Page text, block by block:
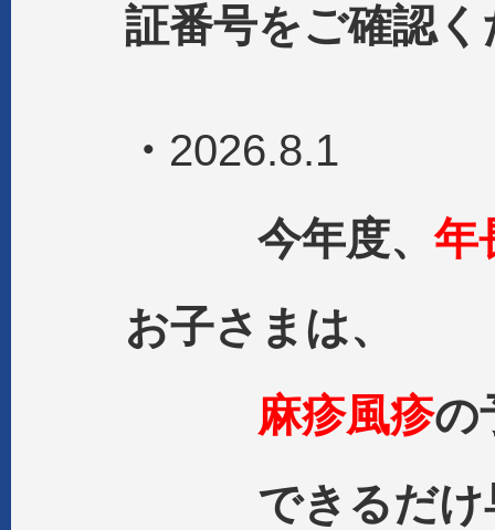
証番号をご確認
・ 2026.8.1
今年度、年
お子さまは、
麻疹風疹の
できるだけ早